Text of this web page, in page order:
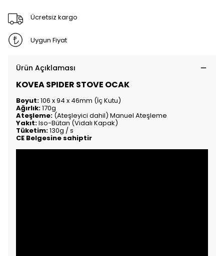
Ücretsiz kargo
Uygun Fiyat
Ürün Açıklaması
KOVEA SPIDER STOVE OCAK
Boyut:106 x 94 x 46mm (İç Kutu)
Ağırlık:170g
Ateşleme: (Ateşleyici dahil) Manuel Ateşleme
Yakıt:Iso-Bütan (Vidalı Kapak)
Tüketim:130g / s
CE Belgesine sahiptir